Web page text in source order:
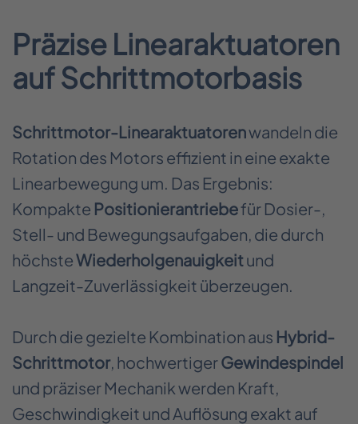
Präzise Linearaktuatoren
auf Schrittmotorbasis
Schrittmotor-Linearaktuatorenwandeln die
Rotation des Motors effizient in eine exakte
Linearbewegung um. Das Ergebnis:
Kompakte Positionierantriebefür Dosier-,
Stell- und Bewegungsaufgaben, die durch
höchsteWiederholgenauigkeitund
Langzeit-Zuverlässigkeit überzeugen.
Durch die gezielte Kombination aus Hybrid-
Schrittmotor, hochwertigerGewindespindel
und präziser Mechanik werden Kraft,
Geschwindigkeit und Auflösung exakt auf